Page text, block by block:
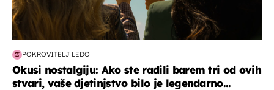
POKROVITELJ LEDO
Okusi nostalgiju: Ako ste radili barem tri od ovih
stvari, vaše djetinjstvo bilo je legendarno...